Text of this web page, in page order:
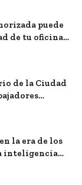
puede
de tu oficina
de la Ciudad
la era de los
inteligencia